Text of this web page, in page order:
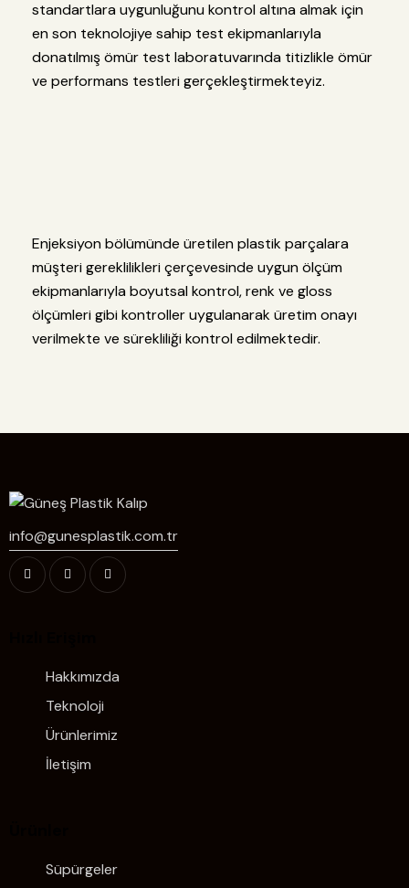
standartlara uygunluğunu kontrol altına almak için
en son teknolojiye sahip test ekipmanlarıyla
donatılmış ömür test laboratuvarında titizlikle ömür
ve performans testleri gerçekleştirmekteyiz.
Enjeksiyon bölümünde üretilen plastik parçalara
müşteri gereklilikleri çerçevesinde uygun ölçüm
ekipmanlarıyla boyutsal kontrol, renk ve gloss
ölçümleri gibi kontroller uygulanarak üretim onayı
verilmekte ve sürekliliği kontrol edilmektedir.
info@gunesplastik.com.tr
Hakkımızda
Teknoloji
Ürünlerimiz
İletişim
Süpürgeler